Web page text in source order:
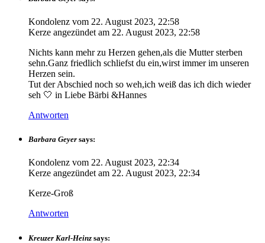
Kondolenz vom 22. August 2023, 22:58
Kerze angezündet am 22. August 2023, 22:58
Nichts kann mehr zu Herzen gehen,als die Mutter sterben
sehn.Ganz friedlich schliefst du ein,wirst immer im unseren
Herzen sein.
Tut der Abschied noch so weh,ich weiß das ich dich wieder
seh 🤍 in Liebe Bärbi &Hannes
Antworten
Barbara Geyer says:
Kondolenz vom 22. August 2023, 22:34
Kerze angezündet am 22. August 2023, 22:34
Kerze-Groß
Antworten
Kreuzer Karl-Heinz says: